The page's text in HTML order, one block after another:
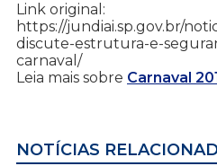
Link original:
https://jundiai.sp.gov.br/
discute-estrutura-e-
carnaval/
Leia mais sobre Carnaval
NOTÍCIAS